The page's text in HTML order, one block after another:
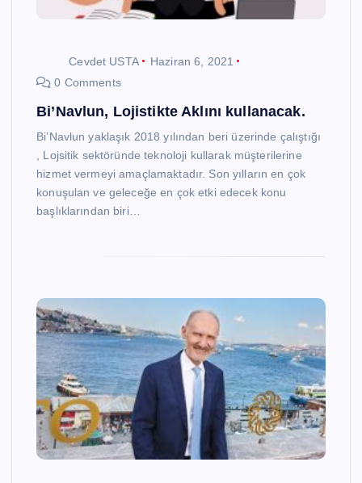
Cevdet USTA
Haziran 6, 2021
0 Comments
Bi’Navlun, Lojistikte Aklını kullanacak.
Bi’Navlun yaklaşık 2018 yılından beri üzerinde çalıştığı
, Lojsitik sektöründe teknoloji kullarak müşterilerine
hizmet vermeyi amaçlamaktadır. Son yılların en çok
konuşulan ve geleceğe en çok etki edecek konu
başlıklarından biri…